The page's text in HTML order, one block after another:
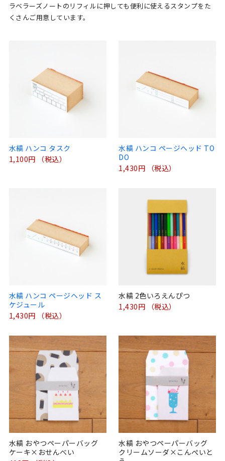
ラベラーズノートのリフィルに押しても便利に使えるスタンプをた
くさんご用意しています。
水縞 ハンコ タスク
1,100円 （税込）
水縞 ハンコ ページヘッド TO
DO
1,430円 （税込）
水縞 ハンコ ページヘッド ス
ケジュール
1,430円 （税込）
水縞 2色いろえんぴつ
1,430円 （税込）
水縞 おやつペーパーバッグ
ケーキ×おせんべい
水縞 おやつペーパーバッグ
クリームソーダ×こんぺいと